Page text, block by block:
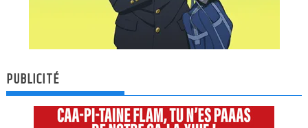
PUBLICITÉ